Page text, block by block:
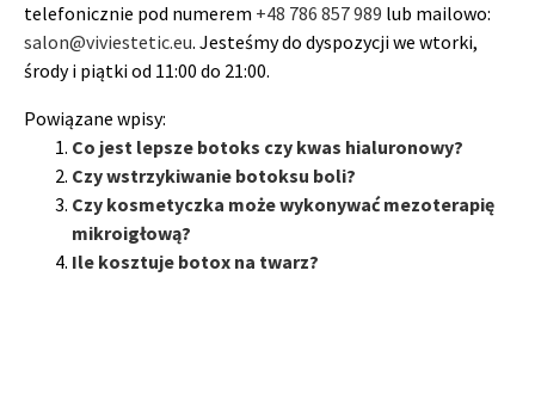
telefonicznie pod numerem +48 786 857 989 lub mailowo:
salon@viviestetic.eu. Jesteśmy do dyspozycji we wtorki,
środy i piątki od 11:00 do 21:00.
Powiązane wpisy:
Co jest lepsze botoks czy kwas hialuronowy?
Czy wstrzykiwanie botoksu boli?
Czy kosmetyczka może wykonywać mezoterapię
mikroigłową?
Ile kosztuje botox na twarz?